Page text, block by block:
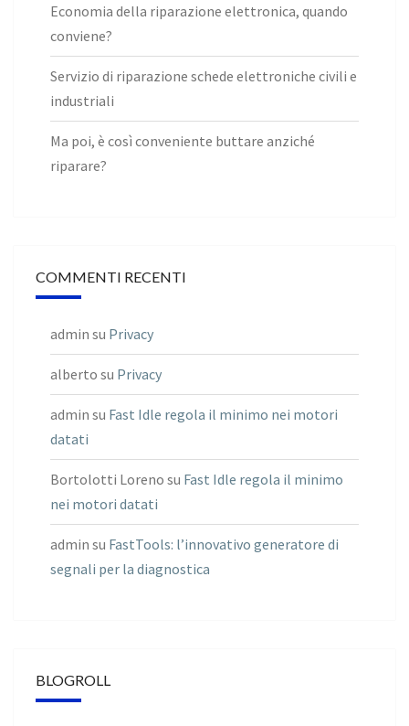
Economia della riparazione elettronica, quando
conviene?
Servizio di riparazione schede elettroniche civili e
industriali
Ma poi, è così conveniente buttare anziché
riparare?
COMMENTI RECENTI
admin su Privacy
alberto su Privacy
admin su Fast Idle regola il minimo nei motori
datati
Bortolotti Loreno su Fast Idle regola il minimo
nei motori datati
admin su FastTools: l’innovativo generatore di
segnali per la diagnostica
BLOGROLL